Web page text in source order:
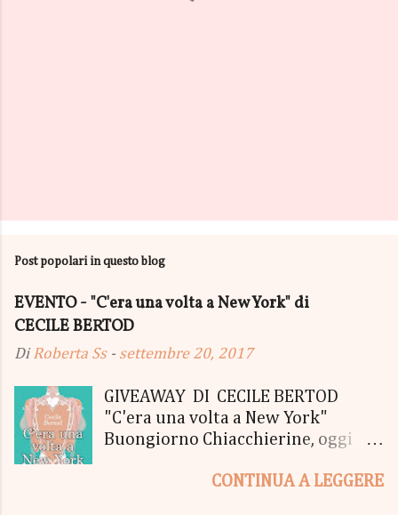
Post popolari in questo blog
EVENTO - "C'era una volta a New York" di
CECILE BERTOD
DiRoberta Ss - settembre 20, 2017
GIVEAWAY DI CECILE BERTOD
"C'era una volta a New York"
Buongiorno Chiacchierine, oggi
lanciamo il SUPER MEGA GIVEAWAY
CONTINUA A LEGGERE